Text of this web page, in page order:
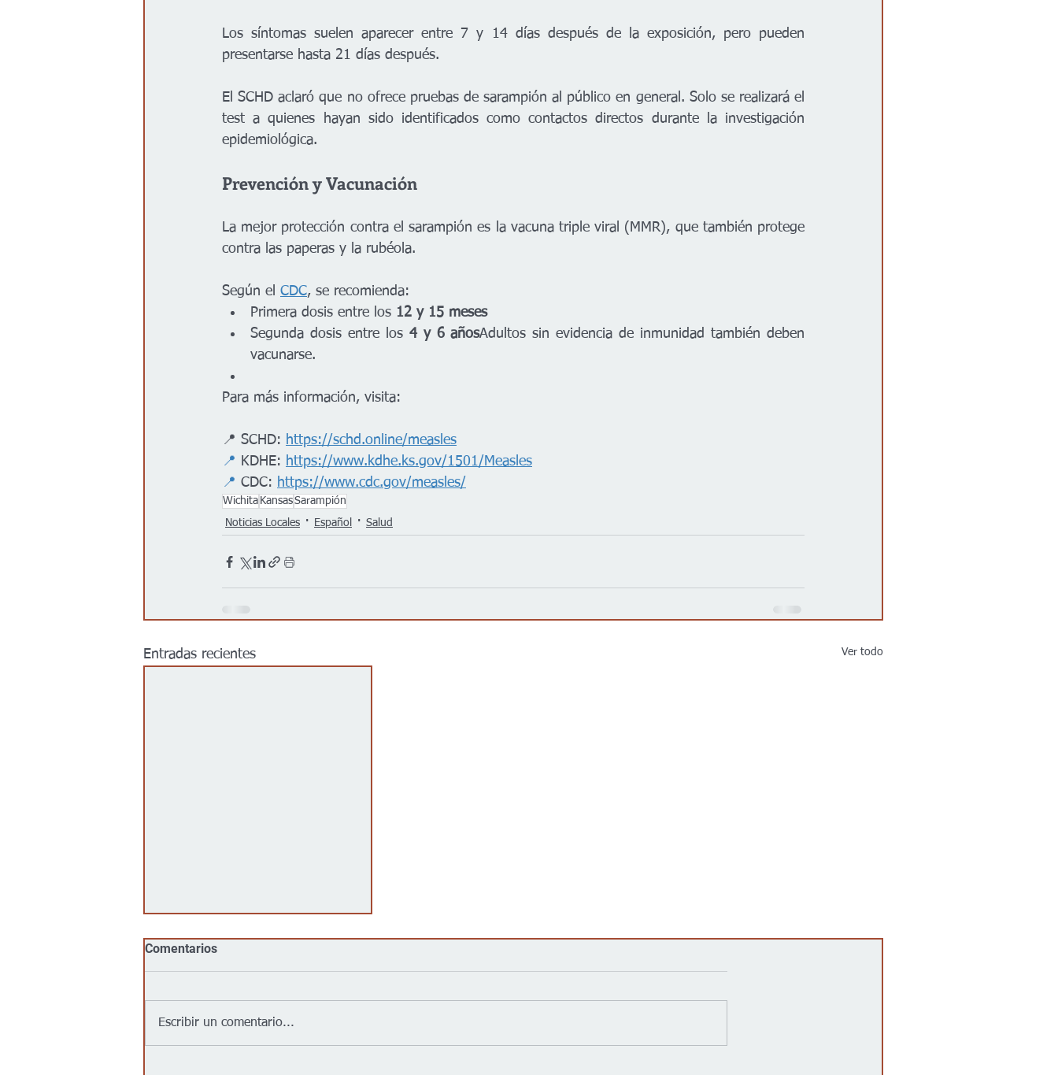
Los síntomas suelen aparecer entre 7 y 14 días después de la exposición, pero pueden
presentarse hasta 21 días después.
El SCHD aclaró que no ofrece pruebas de sarampión al público en general. Solo se realizará el
test a quienes hayan sido identificados como contactos directos durante la investigación
epidemiológica.
Prevención y Vacunación
La mejor protección contra el sarampión es la vacuna triple viral (MMR), que también protege
contra las paperas y la rubéola.
Según el CDC, se recomienda:
Primera dosis entre los 12 y 15 meses
Segunda dosis entre los 4 y 6 añosAdultos sin evidencia de inmunidad también deben
vacunarse.
Para más información, visita:
📍 SCHD: https://schd.online/measles
📍
KDHE: https://www.kdhe.ks.gov/1501/Measles
📍 CDC: https://www.cdc.gov/measles/
Wichita KansasSarampión
Noticias Locales
Español Salud
Entradas recientes Ver todo
Comentarios
Escribir un comentario...